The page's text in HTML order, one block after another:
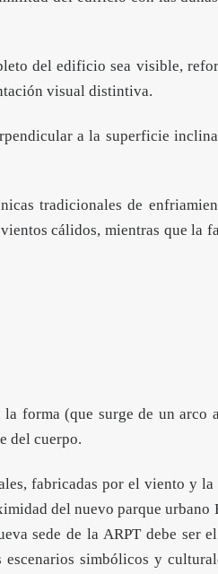
del edificio sea visible,
visual distintiva.
a la superficie
tradicionales de
cálidos, mientras que la
forma (que surge de un arco
del cuerpo.
fabricadas por el viento y la
del nuevo parque urbano
sede de la ARPT debe ser
simbólicos y